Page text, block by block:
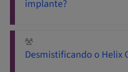
implante?
Desmistificando o Helix